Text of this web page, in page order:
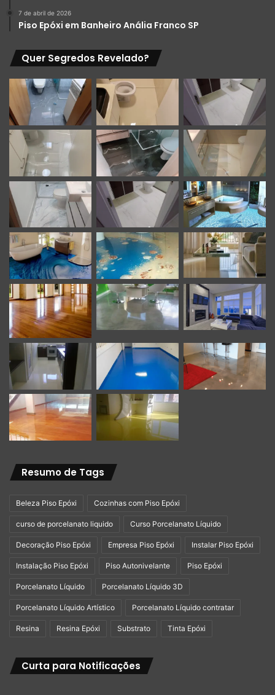
7 de abril de 2026
Piso Epóxi em Banheiro Anália Franco SP
Quer Segredos Revelado?
Resumo de Tags
Beleza Piso Epóxi Cozinhas com Piso Epóxi
curso de porcelanato liquido Curso Porcelanato Líquido
Decoração Piso Epóxi Empresa Piso Epóxi Instalar Piso Epóxi
Instalação Piso Epóxi Piso Autonivelante Piso Epóxi
Porcelanato Líquido Porcelanato Líquido 3D
Porcelanato Líquido Artístico Porcelanato Líquido contratar
Resina Resina Epóxi Substrato Tinta Epóxi
Curta para Notificações